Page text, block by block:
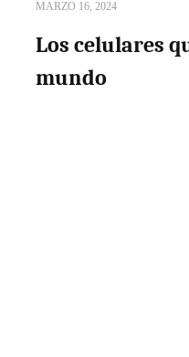
MARZO 16, 2024
Los celulares
mundo